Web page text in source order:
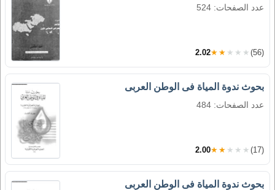
عدد الصفحات: 524
2.02★★★★★ (56)
بحوث ندوة المياة فى الوطن العربى
عدد الصفحات: 484
2.00★★★★★ (17)
بحوث ندوة المياة فى الوطن العربى